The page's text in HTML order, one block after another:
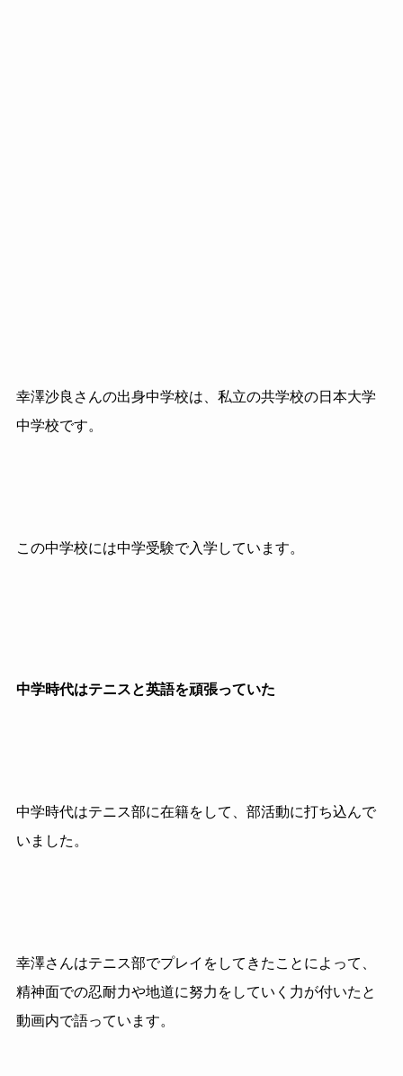
幸澤沙良さんの出身中学校は、私立の共学校の日本大学
中学校です。
この中学校には中学受験で入学しています。
中学時代はテニスと英語を頑張っていた
中学時代はテニス部に在籍をして、部活動に打ち込んで
いました。
幸澤さんはテニス部でプレイをしてきたことによって、
精神面での忍耐力や地道に努力をしていく力が付いたと
動画内で語っています。